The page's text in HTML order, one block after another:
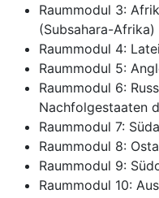
Raummodul 3:
(Subsahara-Afrika)
Raummodul 4:
Raummodul 5:
Raummodul 6:
Nachfolgestaaten
Raummodul 7:
Raummodul 8:
Raummodul 9:
Raummodul 10: